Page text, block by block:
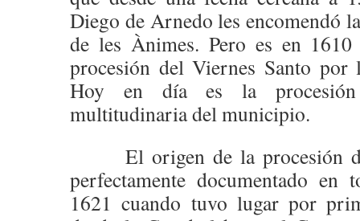
Diego de Arnedo les encomendó
de les Ànimes. Pero es en
procesión del Viernes Santo por
Hoy en día es la
multitudinaria del municipio.
El origen de la procesión de
perfectamente documentado en
1621 cuando tuvo lugar por